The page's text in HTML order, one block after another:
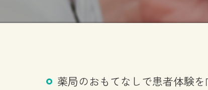
薬局のおもてなしで患者体験